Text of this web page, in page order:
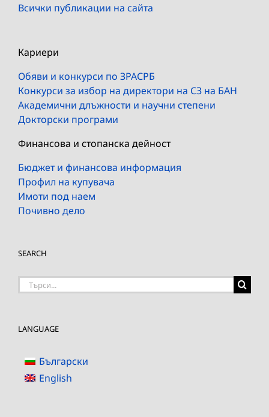
Всички публикации на сайта
Кариери
Обяви и конкурси по ЗРАСРБ
Конкурси за избор на директори на СЗ на БАН
Академични длъжности и научни степени
Докторски програми
Финансова и стопанска дейност
Бюджет и финансова информация
Профил на купувача
Имоти под наем
Почивно дело
SEARCH
Търсене
LANGUAGE
Български
English